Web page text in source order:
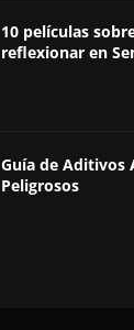
10 películas
reflexionar en
Guía de Aditivos
Peligrosos